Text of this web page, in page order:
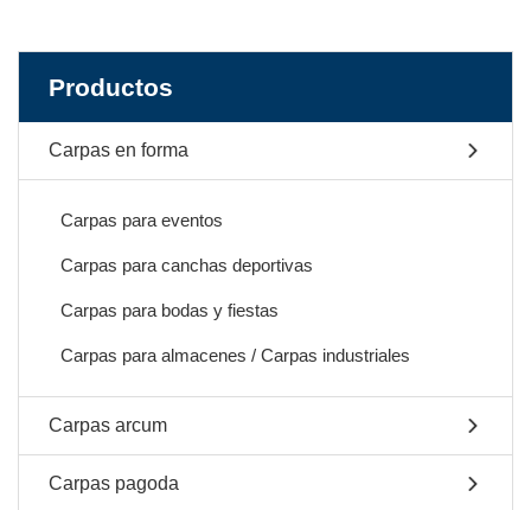
Productos
Carpas en forma
Carpas para eventos
Carpas para canchas deportivas
Carpas para bodas y fiestas
Carpas para almacenes / Carpas industriales
Carpas arcum
Carpas pagoda